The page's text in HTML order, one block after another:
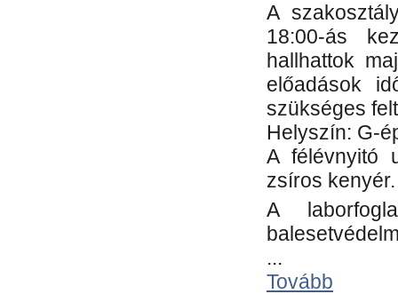
A
18:00-ás
hallhattok
előadások
szükséges
Helyszín: G-
A félévnyitó
zsíros kenyér.
A
...
Tovább